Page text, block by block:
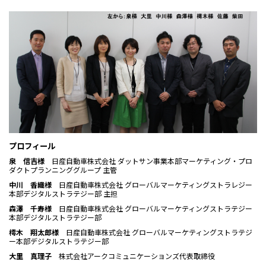
プロフィール
泉 信吉様 日産自動車株式会社 ダットサン事業本部マーケティング・プロ
ダクトプランニンググループ 主管
中川 香織様 日産自動車株式会社 グローバルマーケティングストラレジー
本部デジタルストラテジー部 主担
森澤 千寿様 日産自動車株式会社 グローバルマーケティングストラテジー
本部デジタルストラテジー部
樗木 翔太郎様 日産自動車株式会社 グローバルマーケティングストラテジ
ー本部デジタルストラテジー部
大里 真理子 株式会社アークコミュニケーションズ代表取締役